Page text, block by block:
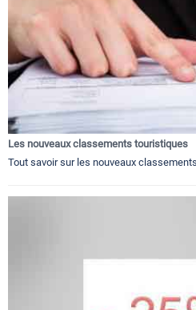
Les nouveaux classements touristiques
Tout savoir sur les nouveaux